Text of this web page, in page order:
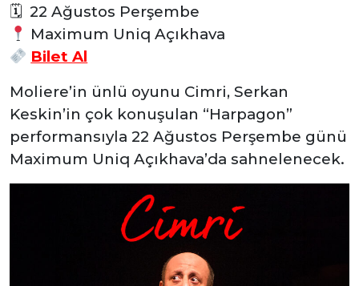
🗓 22 Ağustos Perşembe
Maximum Uniq Açıkhava
Bilet Al
Moliere’in ünlü oyunu Cimri, Serkan
Keskin’in çok konuşulan “Harpagon”
performansıyla 22 Ağustos Perşembe günü
Maximum Uniq Açıkhava’da sahnelenecek.